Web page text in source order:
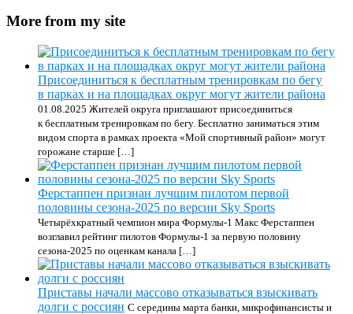
More from my site
Присоединиться к бесплатным тренировкам по бегу
в парках и на площадках округ могут жители района
01.08.2025 Жителей округа приглашают присоединиться
к бесплатным тренировкам по бегу. Бесплатно заниматься этим
видом спорта в рамках проекта «Мой спортивный район» могут
горожане старше […]
Ферстаппен признан лучшим пилотом первой
половины сезона-2025 по версии Sky Sports
Четырёхкратный чемпион мира Формулы-1 Макс Ферстаппен
возглавил рейтинг пилотов Формулы-1 за первую половину
сезона-2025 по оценкам канала […]
Приставы начали массово отказываться взыскивать
долги с россиян С середины марта банки, микрофинансисты и